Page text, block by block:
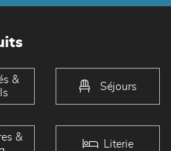
&
Séjours
&
Literie